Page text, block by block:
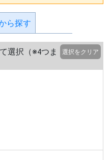
ら探す
選択（※4つま
選択をクリア